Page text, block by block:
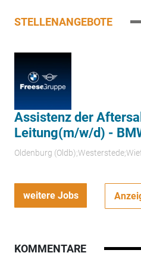
STELLENANGEBOTE
Assistenz der
Leitung(m/w/d) -
Oldenburg
weitere Jobs
KOMMENTARE